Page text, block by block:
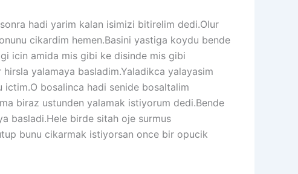
hadi yarim kalan isimizi bitirelim dedi.Olur
cikardim hemen.Basini yastiga koydu bende
icin amida mis gibi ke disinde mis gibi
yalamaya basladim.Yaladikca yalayasim
bosalinca hadi senide bosaltalim
biraz ustunden yalamak istiyorum dedi.Bende
basladi.Hele birde sitah oje surmus
bunu cikarmak istiyorsan once bir opucik